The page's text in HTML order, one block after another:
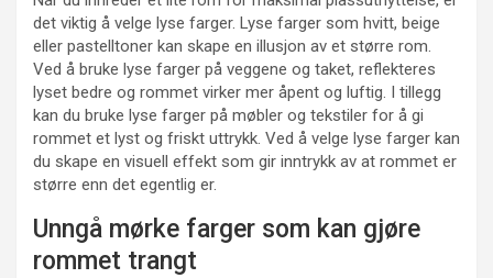
det viktig å velge lyse farger. Lyse farger som hvitt, beige
eller pastelltoner kan skape en illusjon av et større rom.
Ved å bruke lyse farger på veggene og taket, reflekteres
lyset bedre og rommet virker mer åpent og luftig. I tillegg
kan du bruke lyse farger på møbler og tekstiler for å gi
rommet et lyst og friskt uttrykk. Ved å velge lyse farger kan
du skape en visuell effekt som gir inntrykk av at rommet er
større enn det egentlig er.
Unngå mørke farger som kan gjøre
rommet trangt